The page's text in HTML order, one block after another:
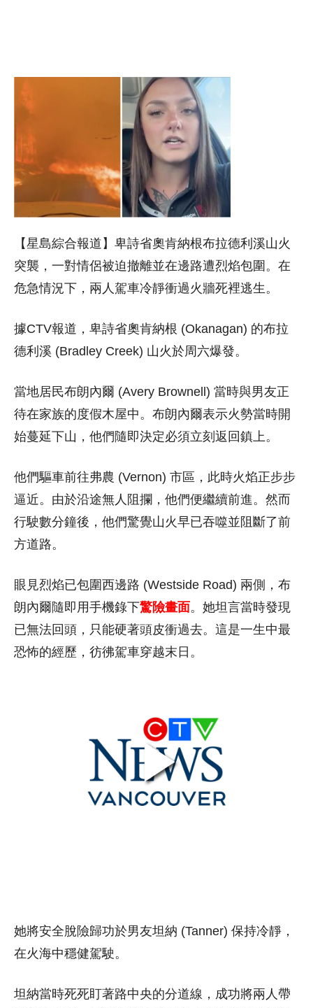
【星島綜合報道】卑詩省奧肯納根布拉德利溪山火
突襲，一對情侶被迫撤離並在邊路遭烈焰包圍。在
危急情況下，兩人駕車冷靜衝過火牆死裡逃生。
據CTV報道，卑詩省奧肯納根 (Okanagan) 的布拉
德利溪 (Bradley Creek) 山火於周六爆發。
當地居民布朗內爾 (Avery Brownell) 當時與男友正
待在家族的度假木屋中。布朗內爾表示火勢當時開
始蔓延下山，他們隨即決定必須立刻返回鎮上。
他們驅車前往弗農 (Vernon) 市區，此時火焰正步步
逼近。由於沿途無人阻攔，他們便繼續前進。然而
行駛數分鐘後，他們驚覺山火早已吞噬並阻斷了前
方道路。
眼見烈焰已包圍西邊路 (Westside Road) 兩側，布
朗內爾隨即用手機錄下驚險畫面。她坦言當時發現
已無法回頭，只能硬著頭皮衝過去。這是一生中最
恐怖的經歷，彷彿駕車穿越末日。
她將安全脫險歸功於男友坦納 (Tanner) 保持冷靜，
在火海中穩健駕駛。
坦納當時死死盯著路中央的分道線，成功將兩人帶